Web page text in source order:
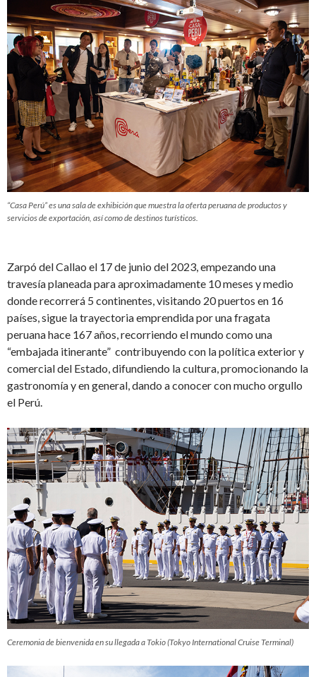
“Casa Perú” es una sala de exhibición que muestra la oferta peruana de productos y
servicios de exportación, así como de destinos turísticos.
Zarpó del Callao el 17 de junio del 2023, empezando una
travesía planeada para aproximadamente 10 meses y medio
donde recorrerá 5 continentes, visitando 20 puertos en 16
países, sigue la trayectoria emprendida por una fragata
peruana hace 167 años, recorriendo el mundo como una
“embajada itinerante” contribuyendo con la política exterior y
comercial del Estado, difundiendo la cultura, promocionando la
gastronomía y en general, dando a conocer con mucho orgullo
el Perú.
Ceremonia de bienvenida en su llegada a Tokio (Tokyo International Cruise Terminal)